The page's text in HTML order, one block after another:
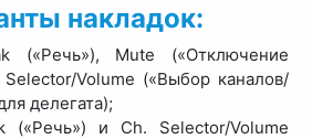
накладок:
(«Речь»), Mute («Отключение
Volume («Выбор каналов/
делегата);
(«Речь») и Ch. Selector/Volume